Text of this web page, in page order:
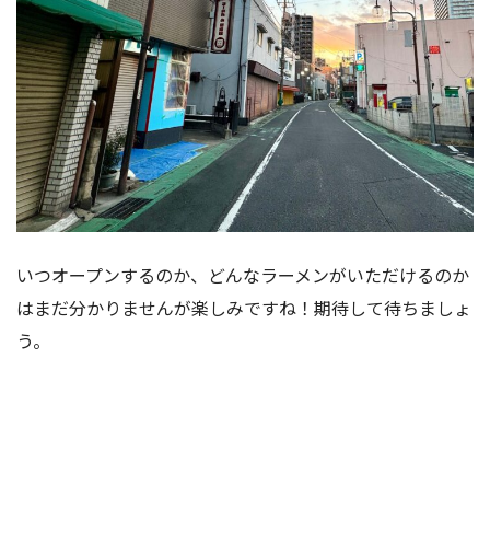
いつオープンするのか、どんなラーメンがいただけるのか
はまだ分かりませんが楽しみですね！期待して待ちましょ
う。